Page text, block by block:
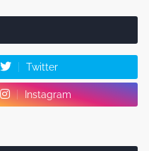
Twitter
Instagram